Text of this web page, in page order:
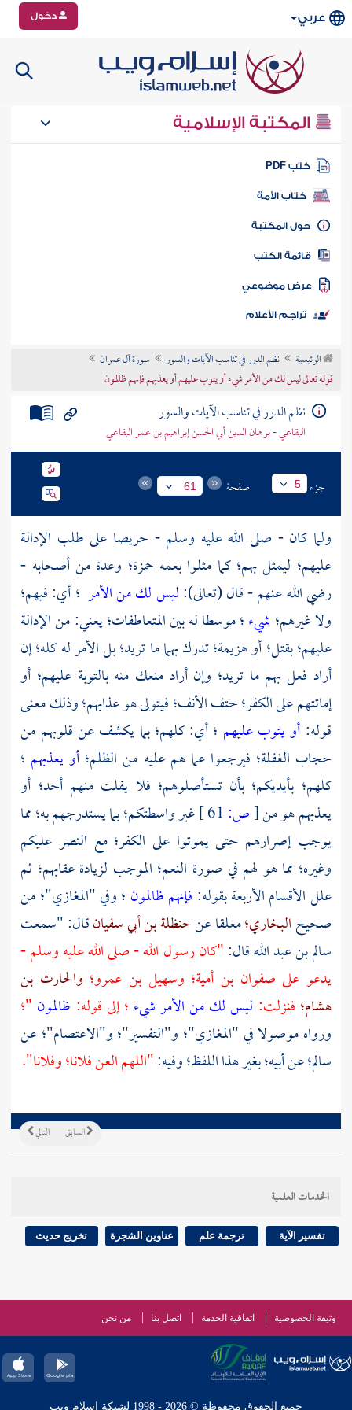
عربي دخول
المكتبة الإسلامية
كتب PDF
كتاب الأمة
المكتبة
الكتب
موضوعي
تراجم الأعلام
الرئيسية نظم الدرر في تناسب الآيات والسور
سورة آل عمران
قوله تعالى ليس لك من الأمر شيء أو يتوب عليهم أو يعذبهم فإنهم ظالمون
نظم الدرر في تناسب الآيات والسور
البقاعي - برهان الدين أبي الحسن إبراهيم بن عمر البقاعي
جزء 5 صفحة 61
ولما كان - صلى الله عليه وسلم - حريصا على طلب الإدالة
عليهم؛ ليمثل بهم؛ كما مثلوا بعمه حمزة؛ وعدة من أصحابه -
رضي الله عنهم - قال (تعالى):ليس لك من الأمر ؛ أي: فيهم؛
ولا غيرهم؛ شيء؛ موسطا له بين المتعاطفات؛ يعني: من الإدالة
عليهم؛ بقتل؛ أو هزيمة؛ تدرك بهما ما تريد؛ بل الأمر له كله؛ إن
أراد فعل بهم ما تريد؛ وإن أراد منعك منه بالتوبة عليهم؛ أو
إماتتهم على الكفر؛ حتف الأنف؛ فيتولى هو عذابهم؛ وذلك معنى
قوله: أو يتوب عليهم ؛ أي: كلهم؛ بما يكشف عن قلوبهم من
حجاب الغفلة؛ فيرجعوا عما هم عليه من الظلم؛ أو يعذبهم ؛
كلهم؛ بأيديكم؛ بأن تستأصلوهم؛ فلا يفلت منهم أحد؛ أو
يعذبهم هو من[ص:
غير واسطتكم؛ بما يستدرجهم به؛ مما
يوجب إصرارهم حتى يموتوا على الكفر؛ مع النصر عليكم
وغيره؛ مما هو لهم في صورة النعم؛ الموجب لزيادة عقابهم؛ ثم
علل الأقسام الأربعة بقوله: فإنهم ظالمون ؛ وفي "المغازي"؛ من
صحيحالبخاري؛معلقا عنحنظلة بن أبي سفيانقال: "سمعت
سالم بن عبد اللهقال:"كان رسول الله - صلى الله عليه وسلم -
يدعو على صفوان بن أمية؛ وسهيل بن عمرو؛ والحارث بن
هشام؛ فنزلت: ليس لك من الأمر شيء ؛ إلى قوله: ظالمون "؛
ورواه موصولا في "المغازي"؛ و"التفسير"؛ و"الاعتصام"؛ عن
سالم؛عن أبيه؛ بغير هذا اللفظ؛ وفيه:"اللهم العن فلانا؛ وفلانا".
التالي السابق
الخدمات العلمية
تفسير الآية ترجمة علم عناوين الشجرة تخريج حديث
وثيقة الخصوصية اتفاقية الخدمة اتصل بنا من نحن
جميع الحقوق محفوظة © 2026 - 1998 لشبكة إسلام ويب